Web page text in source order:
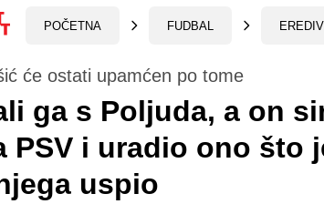
POČETNA FUDBAL
će ostati upamćen po tome
ga s Poljuda, a on
PSV i uradio ono što
uspio